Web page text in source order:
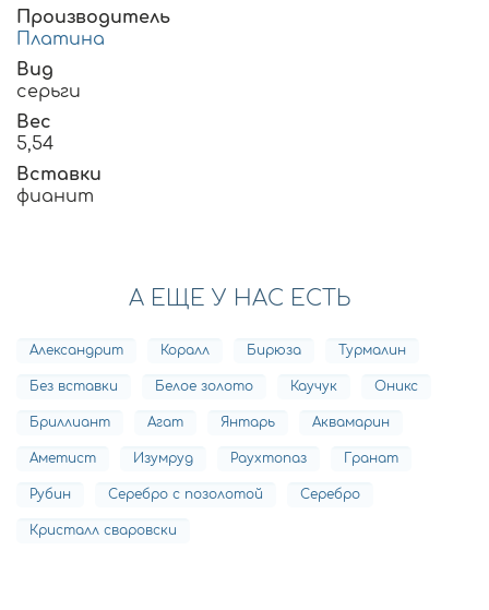
Производитель
Платина
Вид
серьги
Вес
5,54
Вставки
фианит
А ЕЩЕ У НАС ЕСТЬ
Александрит Коралл Бирюза Турмалин
Без вставки Белое золото Каучук Оникс
Бриллиант Агат Янтарь Аквамарин
Аметист Изумруд Раухтопаз Гранат
Рубин Серебро с позолотой Серебро
Кристалл сваровски